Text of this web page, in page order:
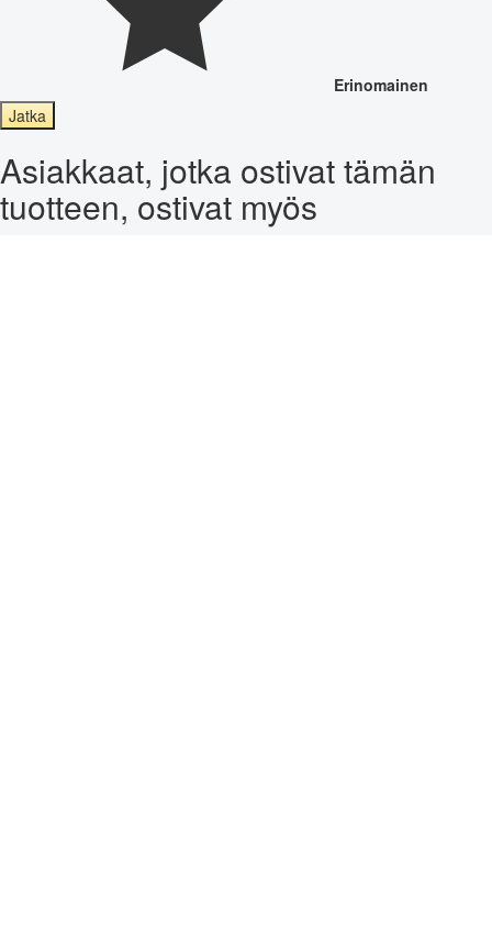
Erinomainen
Jatka
Asiakkaat, jotka ostivat tämän
tuotteen, ostivat myös